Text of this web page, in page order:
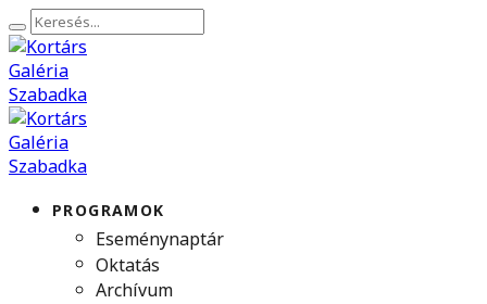
PROGRAMOK
Eseménynaptár
Oktatás
Archívum